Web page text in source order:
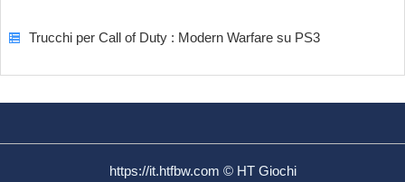
Trucchi per Call of Duty : Modern Warfare su PS3
https://it.htfbw.com © HT Giochi